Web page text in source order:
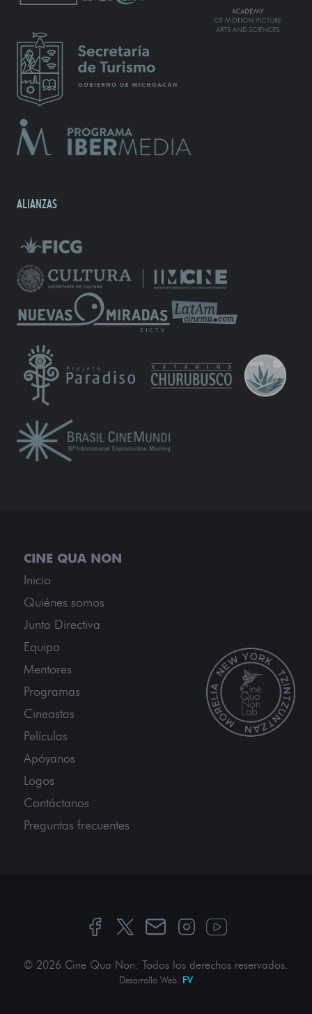
ALIANZAS
Inicio
Quiénes somos
Junta Directiva
Equipo
Mentores
Programas
Cineastas
Películas
Apóyanos
Logos
Contáctanos
Preguntas frecuentes
© 2026 Cine Qua Non. Todos los derechos reservados.
Desarrollo Web: FV